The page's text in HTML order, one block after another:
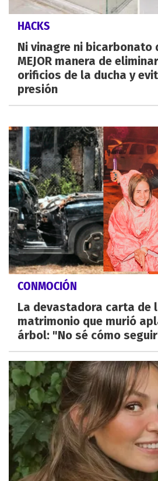
HACKS
Ni vinagre ni bicarbonato
MEJOR manera de
orificios de la ducha y
presión
CONMOCIÓN
La devastadora carta de
matrimonio que murió
árbol: "No sé cómo